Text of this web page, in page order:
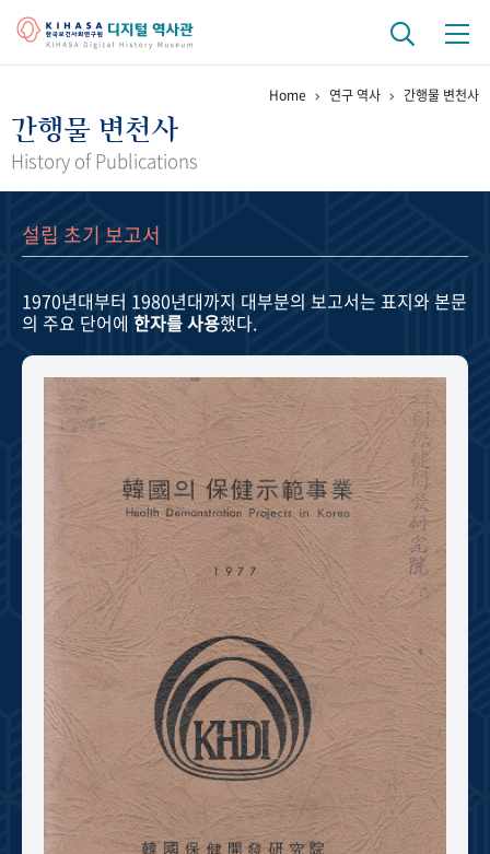
걸어온 길 기관 변천사
정책과 연구 키워드로 보는 연구 역사
연구자들
기록물 아카이브
사진 아카이브 문서 기록물 행정박물 영상 기록물
주년 기념
성과 50선 숫자로 보는 50년 50+1주년 광장
세계와 함께 한 KIHASA
VR 역사관
Home 연구 역사 간행물 변천사
간행물 변천사
History of Publications
설립 초기 보고서
1970년대부터 1980년대까지 대부분의 보고서는 표지와 본문
의 주요 단어에 한자를 사용했다.